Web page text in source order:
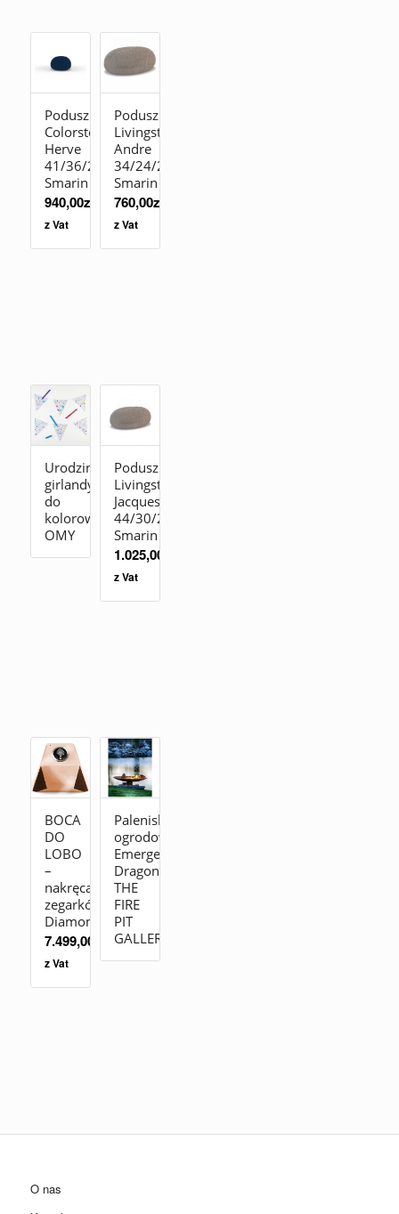
Poduszka
Colorstones
Herve
41/36/23
Smarin
940,00zł
z Vat
Poduszka
Livingstones
Andre
34/24/20
Smarin
760,00zł
z Vat
Urodzinowe
girlandy
do
kolorowania
OMY
Poduszka
Livingstones
Jacques
44/30/25
Smarin
1.025,00
z Vat
BOCA
DO
LOBO
–
nakręcacz
zegarków
Diamond
7.499,00
z Vat
Palenisko
ogrodowe
Emergence
Dragon
THE
FIRE
PIT
GALLERY
O nas